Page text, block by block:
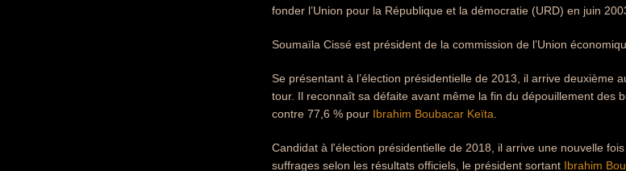
fonder l’Union pour la République et la démocratie (URD) en juin
Soumaïla Cissé est président de la commission de l’Union
Se présentant à l’élection présidentielle de 2013, il arrive deuxième
tour. Il reconnaît sa défaite avant même la fin du dépouillement des
contre 77,6 % pour Ibrahim Boubacar Keïta
Candidat à l'élection présidentielle de 2018, il arrive une nouvelle
suffrages selon les résultats officiels, le président sortant Ibrahim